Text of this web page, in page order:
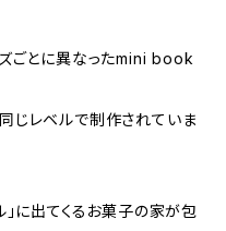
ごとに異なったmini book
じレベルで制作されていま
」に出てくるお菓子の家が包